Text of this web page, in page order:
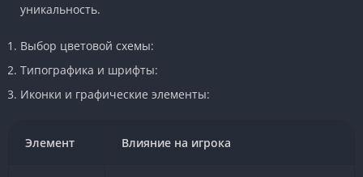
уникальность.
Выбор цветовой схемы:
Типографика и шрифты:
Иконки и графические элементы:
Элемент Влияние на игрока